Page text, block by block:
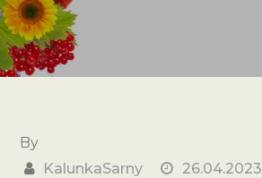
By
KalunkaSarny
26.04.2023